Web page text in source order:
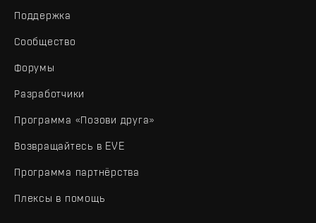
Поддержка
Сообщество
Форумы
Разработчики
Программа «Позови друга»
Возвращайтесь в EVE
Программа партнёрства
Плексы в помощь